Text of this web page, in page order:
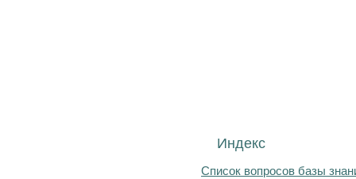
Индекс
Список вопросов базы